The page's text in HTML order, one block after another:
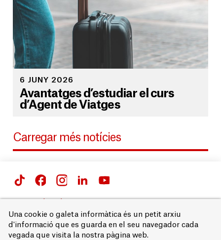
6 JUNY 2026
Avantatges d’estudiar el curs
d’Agent de Viatges
Carregar més notícies
08007 Barcelona
T. 93 215 68 00
Avís legal
Una cookie o galeta informàtica és un petit arxiu
d'informació que es guarda en el seu navegador cada
vegada que visita la nostra pàgina web.